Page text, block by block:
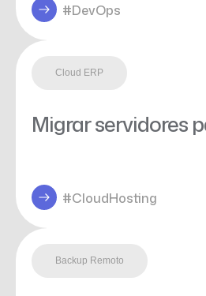
#DevOps
Cloud ERP
Migrar servidores
#CloudHosting
Backup Remoto